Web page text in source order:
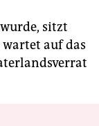
sitzt
auf das